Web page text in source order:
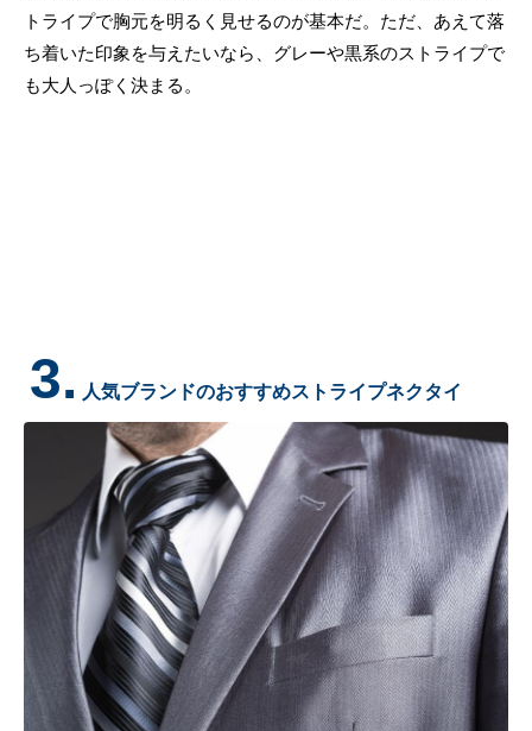
トライプで胸元を明るく見せるのが基本だ。ただ、あえて落
ち着いた印象を与えたいなら、グレーや黒系のストライプで
も大人っぽく決まる。
3. 人気ブランドのおすすめストライプネクタイ